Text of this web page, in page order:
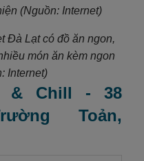
(Nguồn: Internet)
Đà Lạt có đồ ăn ngon,
món ăn kèm ngon
Internet)
& Chill - 38
Toản,